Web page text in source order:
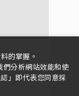
的掌握。
們分析網站效能和使
」即代表您同意採